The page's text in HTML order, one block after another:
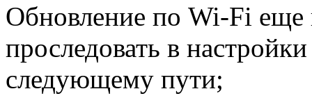
Обновление по Wi-Fi
проследовать в
следующему пути;